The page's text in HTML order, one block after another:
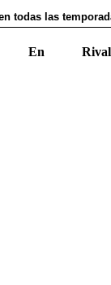
todas las
En Rival